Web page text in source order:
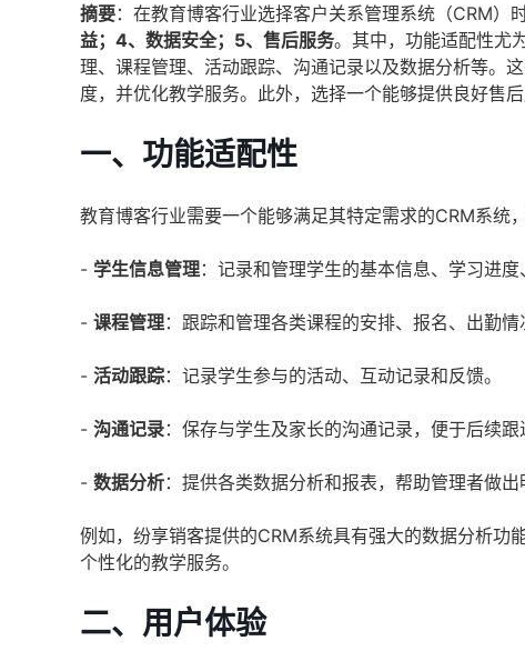
摘要：在教育博客行业选择客户关系管理系统（CRM）
益；4、数据安全；5、售后服务。其中，功能适配性尤
理、课程管理、活动跟踪、沟通记录以及数据分析等。
度，并优化教学服务。此外，选择一个能够提供良好售
一、功能适配性
教育博客行业需要一个能够满足其特定需求的CRM系统
- 学生信息管理：记录和管理学生的基本信息、学习进度
- 课程管理：跟踪和管理各类课程的安排、报名、出勤情
- 活动跟踪：记录学生参与的活动、互动记录和反馈。
- 沟通记录：保存与学生及家长的沟通记录，便于后续跟
- 数据分析：提供各类数据分析和报表，帮助管理者做出
例如，纷享销客提供的CRM系统具有强大的数据分析功
个性化的教学服务。
二、用户体验